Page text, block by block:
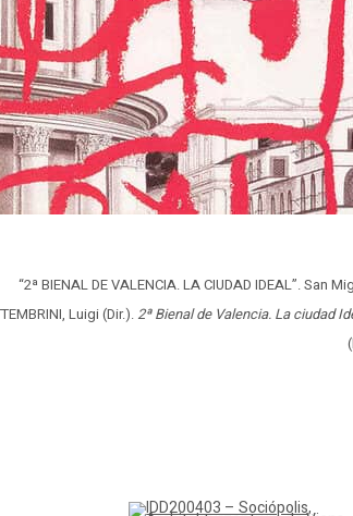
“2ª BIENAL DE VALENCIA. LA CIUDAD IDEAL”.
Luigi (Dir.). 2ª Bienal de Valencia. La ciudad